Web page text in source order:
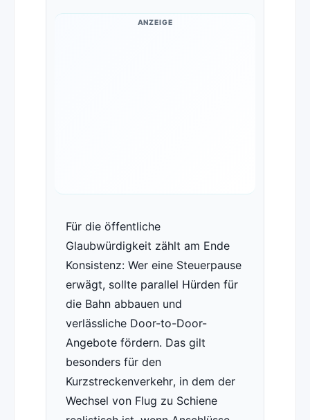
ANZEIGE
Für die öffentliche
Glaubwürdigkeit zählt am Ende
Konsistenz: Wer eine Steuerpause
erwägt, sollte parallel Hürden für
die Bahn abbauen und
verlässliche Door-to-Door-
Angebote fördern. Das gilt
besonders für den
Kurzstreckenverkehr, in dem der
Wechsel von Flug zu Schiene